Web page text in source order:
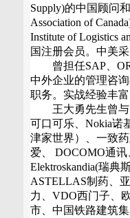
Supply)的中国顾问
Association of
Institute of Logistics
国注册会员。中美
曾担任SAP、
中外企业的管理咨
职务。实战经验丰富
王大勇先生曾与
可口可乐、Nokia诺
津家世界）、一致
爱、 DOCOMO通讯
Elektroskandia(瑞典
ASTELLAS制药、
力、VDO西门子、
市、中国铁路建筑